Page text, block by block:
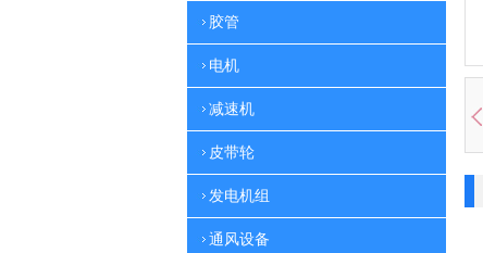
胶管
电机
减速机
皮带轮
发电机组
通风设备